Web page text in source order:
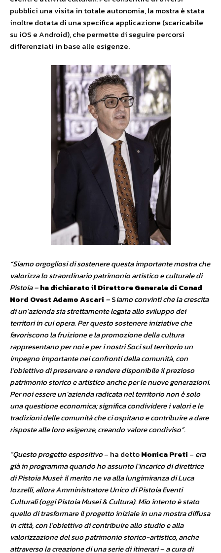
pubblici una visita in totale autonomia, la mostra è stata
inoltre dotata di una specifica applicazione (scaricabile
su iOS e Android), che permette di seguire percorsi
differenziati in base alle esigenze.
“Siamo orgogliosi di sostenere questa importante mostra che
valorizza lo straordinario patrimonio artistico e culturale di
Pistoia –ha dichiarato il Direttore Generale di Conad
Nord Ovest Adamo Ascari –Siamo convinti che la crescita
di un’azienda sia strettamente legata allo sviluppo dei
territori in cui opera. Per questo sostenere iniziative che
favoriscono la fruizione e la promozione della cultura
rappresentano per noi e per i nostri Soci sul territorio un
impegno importante nei confronti della comunità, con
l’obiettivo di preservare e rendere disponibile il prezioso
patrimonio storico e artistico anche per le nuove generazioni.
Per noi essere un’azienda radicata nel territorionon è solo
una questione economica; significa condividere i valori e le
tradizioni delle comunità che ci ospitano e contribuire a dare
risposte alle loro esigenze, creando valore condiviso”.
“Questo progetto espositivo– ha dettoMonica Preti – era
già in programma quando ho assunto l’incarico di direttrice
di Pistoia Musei: il merito ne va alla lungimiranza di Luca
Iozzelli, allora Amministratore Unico di Pistoia Eventi
Culturali (oggi Pistoia Musei & Cultura). Mio intento è stato
quello di trasformare il progetto iniziale in una mostra diffusa
in città, con l’obiettivo di contribuire allo studio e alla
valorizzazione del suo patrimonio storico-artistico, anche
attraverso la creazione di una serie di itinerari – a cura di